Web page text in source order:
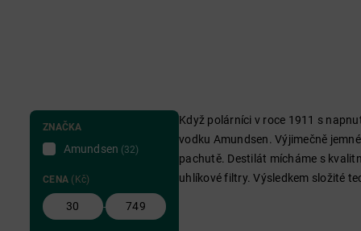
ZNAČKA
Amundsen (32)
CENA (Kč)
-
Když polárníci v roce 1911 s
vodku Amundsen. Výjimečně
pachutě. Destilát mícháme s
uhlíkové filtry. Výsledkem složité